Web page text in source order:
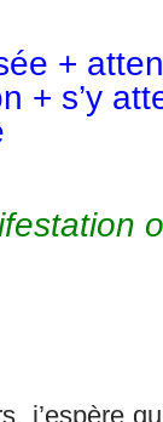
+
+ s’y
j’espère